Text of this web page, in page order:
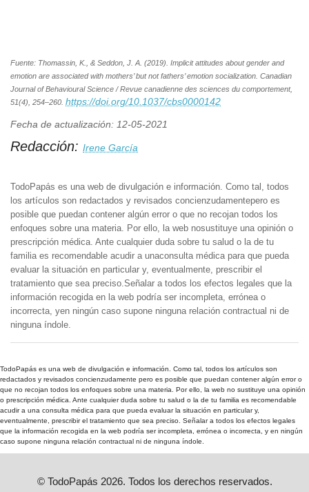
Fuente: Thomassin, K., & Seddon, J. A. (2019). Implicit attitudes about gender and
emotion are associated with mothers’ but not fathers’ emotion socialization. Canadian
Journal of Behavioural Science / Revue canadienne des sciences du comportement,
51(4), 254–260. https://doi.org/10.1037/cbs0000142
Fecha de actualización: 12-05-2021
Redacción: Irene García
TodoPapás es una web de divulgación e información. Como tal, todos
los artículos son redactados y revisados concienzudamentepero es
posible que puedan contener algún error o que no recojan todos los
enfoques sobre una materia. Por ello, la web nosustituye una opinión o
prescripción médica. Ante cualquier duda sobre tu salud o la de tu
familia es recomendable acudir a unaconsulta médica para que pueda
evaluar la situación en particular y, eventualmente, prescribir el
tratamiento que sea preciso.Señalar a todos los efectos legales que la
información recogida en la web podría ser incompleta, errónea o
incorrecta, yen ningún caso supone ninguna relación contractual ni de
ninguna índole.
TodoPapás es una web de divulgación e información. Como tal, todos los artículos son
redactados y revisados concienzudamente pero es posible que puedan contener algún error o
que no recojan todos los enfoques sobre una materia. Por ello, la web no sustituye una opinión
o prescripción médica. Ante cualquier duda sobre tu salud o la de tu familia es recomendable
acudir a una consulta médica para que pueda evaluar la situación en particular y,
eventualmente, prescribir el tratamiento que sea preciso. Señalar a todos los efectos legales
que la información recogida en la web podría ser incompleta, errónea o incorrecta, y en ningún
caso supone ninguna relación contractual ni de ninguna índole.
© TodoPapás 2026. Todos los derechos reservados.